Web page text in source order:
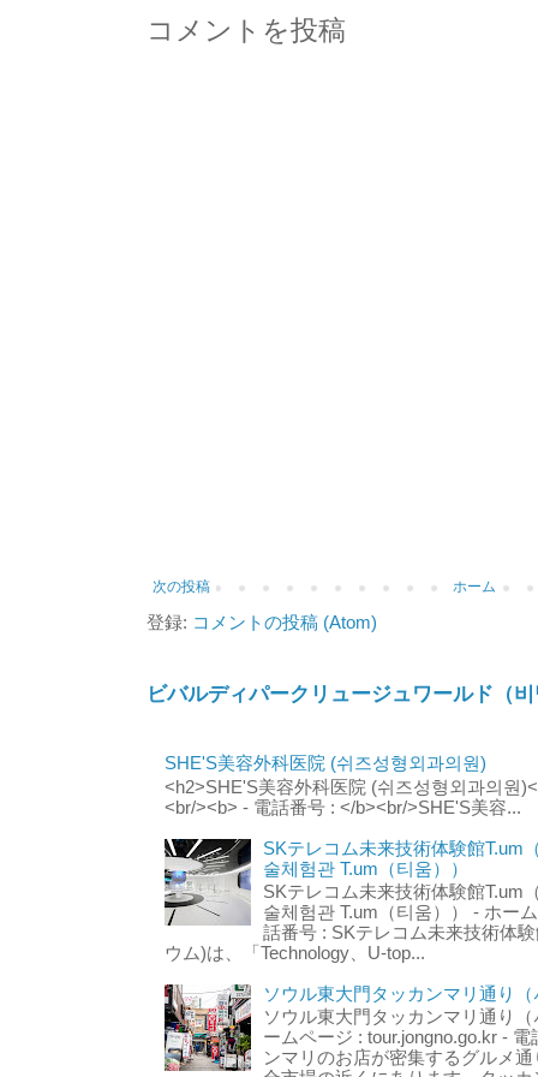
コメントを投稿
次の投稿 ホーム
登録: コメントの投稿 (Atom)
ビバルディパークリュージュワールド（
SHE'S美容外科医院 (쉬즈성형외과의원)
<h2>SHE'S美容外科医院 (쉬즈성형외과의원
<br/><b> - 電話番号 : </b><br/>SHE'S美容...
SKテレコム未来技術体験館T.um
술체험관 T.um（티움））
SKテレコム未来技術体験館T.um
술체험관 T.um（티움）） - ホー
話番号 : SKテレコム未来技術体
ウム)は、「Technology、U-top...
ソウル東大門タッカンマリ通り
ソウル東大門タッカンマリ通り
ームページ : tour.jongno.go.kr -
ンマリのお店が密集するグルメ